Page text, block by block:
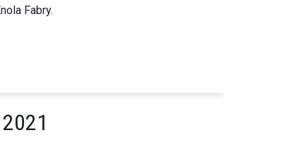
Fabry.
2021